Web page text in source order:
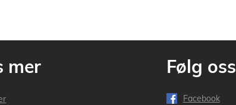
mer Følg oss
Facebook